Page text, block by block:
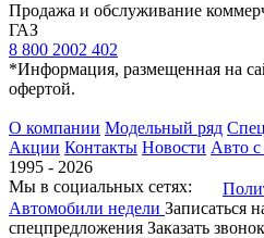
Продажа и обслуживание
ГАЗ
8 800 2002 402
*Информация, размещенная на
офертой.
О компании Модельный ряд
Акции Контакты Новости Авто с
1995 - 2026
Мы в социальных сетях:
Автомобили недели Записаться
спецпредложения Заказать звонок